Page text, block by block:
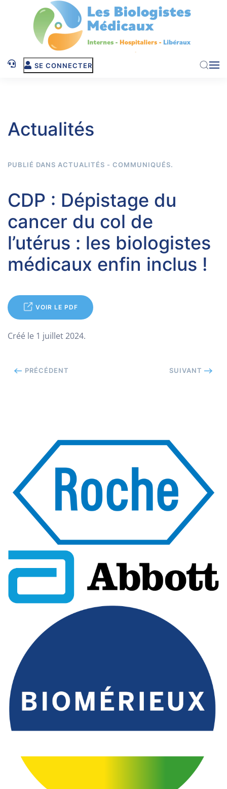
Skip to main content
SE CONNECTER
Actualités
PUBLIÉ DANS ACTUALITÉS - COMMUNIQUÉS.
CDP : Dépistage du
cancer du col de
l’utérus : les biologistes
médicaux enfin inclus !
VOIR LE PDF
Créé le 1 juillet 2024.
PRÉCÉDENT SUIVANT